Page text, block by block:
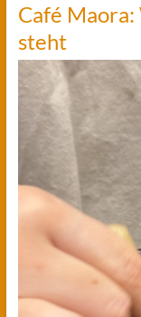
Café
steht